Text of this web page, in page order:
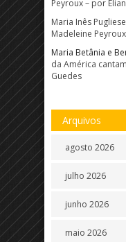
Peyroux – por
Maria Inês Pugliese
Madeleine
Maria Betânia e
da América
Guedes
Arquivos
agosto 2026
julho 2026
junho 2026
maio 2026